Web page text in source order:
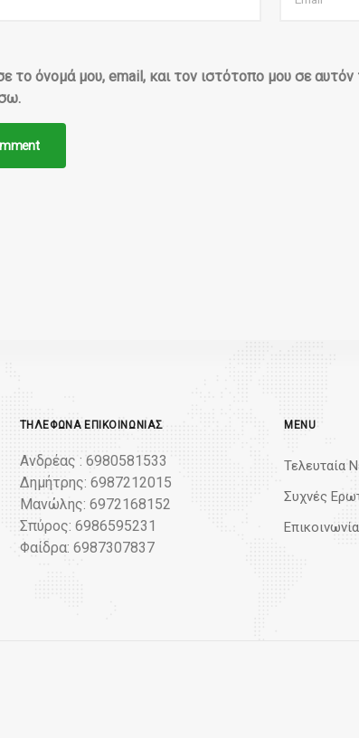
το όνομά μου, email, και τον ιστότοπο μου σε
ΤΗΛΈΦΩΝΑ ΕΠΙΚΟΙΝΩΝΊΑΣ
Ανδρέας : 6980581533
Δημήτρης: 6987212015
Μανώλης: 6972168152
Σπύρος: 6986595231
Φαίδρα: 6987307837
MENU
Τελευταία
Συχνές
Επικοινωνία